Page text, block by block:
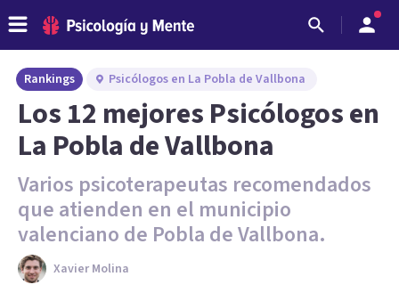
Rankings Psicólogos en La Pobla de Vallbona
Los 12 mejores Psicólogos en
La Pobla de Vallbona
Varios psicoterapeutas recomendados
que atienden en el municipio
valenciano de Pobla de Vallbona.
Xavier Molina